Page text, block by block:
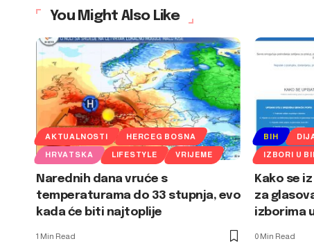
You Might Also Like
AKTUALNOSTI HERCEG BOSNA
HRVATSKA LIFESTYLE VRIJEME
Narednih dana vruće s
temperaturama do 33 stupnja, evo
kada će biti najtoplije
1 Min Read
BIH
IZBORI U
Kako se
za
izborima
0 Min Read